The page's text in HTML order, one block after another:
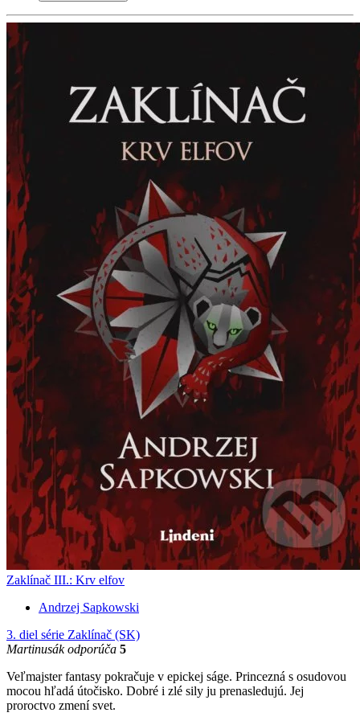
Zaklínač III.: Krv elfov
Andrzej Sapkowski
3. diel série Zaklínač (SK)
Martinusák odporúča 5
Veľmajster fantasy pokračuje v epickej ságe. Princezná s osudovou
mocou hľadá útočisko. Dobré i zlé sily ju prenasledujú. Jej
proroctvo zmení svet.